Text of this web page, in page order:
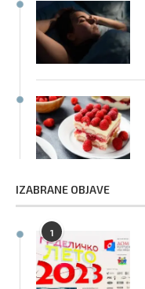
IZABRANE OBJAVE
1